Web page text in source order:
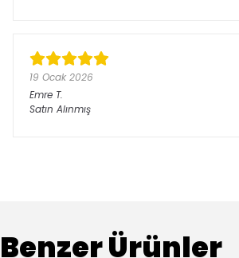
19 Ocak 2026
Emre T.
Satın Alınmış
Benzer Ürünler